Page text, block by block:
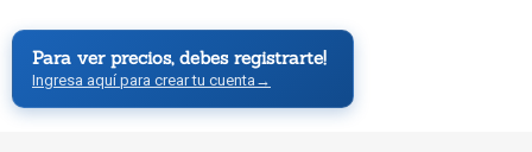
Para ver precios, debes registrarte!
Ingresa aquí para crear tu cuenta →